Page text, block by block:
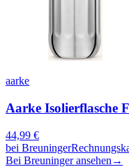
aarke
Aarke Isolierflasche
44,99 €
bei Breuninger
Bei Breuninger ansehen →